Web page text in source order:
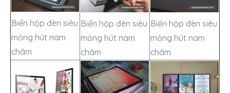
Biển hộp đèn siêu
mỏng hút nam
châm
Biển hộp đèn siêu
mỏng hút nam
châm
Biển hộp đèn siêu
mỏng hút nam
châm